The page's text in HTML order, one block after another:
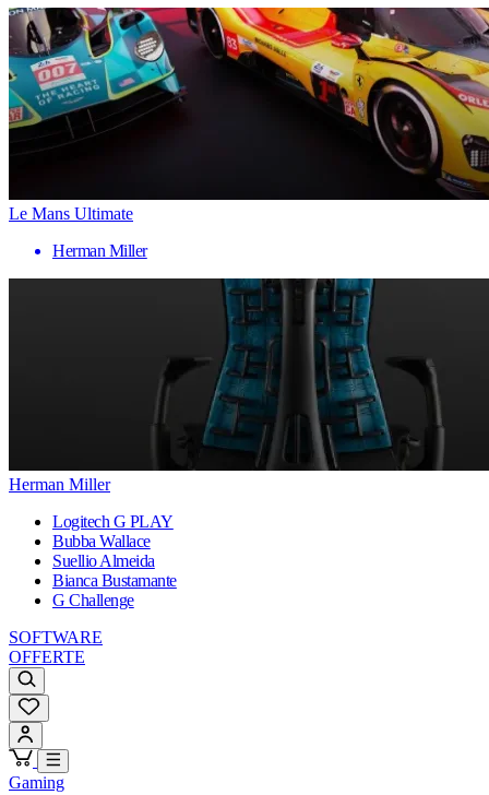
Le Mans Ultimate
Herman Miller
Herman Miller
Logitech G PLAY
Bubba Wallace
Suellio Almeida
Bianca Bustamante
G Challenge
SOFTWARE
OFFERTE
Gaming